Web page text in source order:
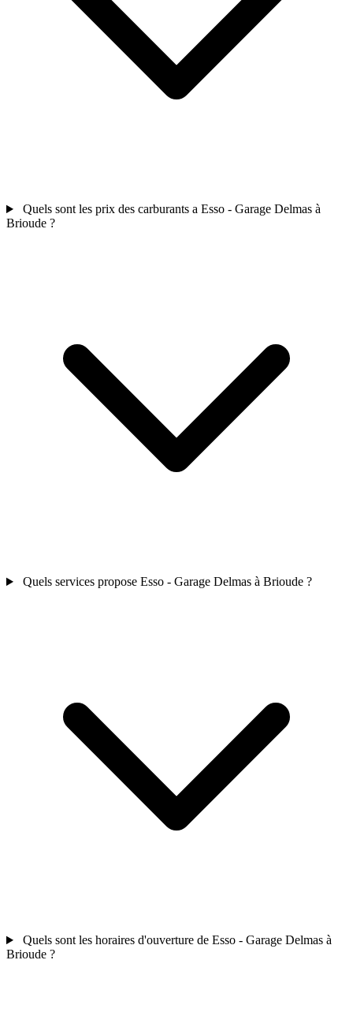
Quels sont les prix des carburants a Esso - Garage Delmas à
Brioude ?
Quels services propose Esso - Garage Delmas à Brioude ?
Quels sont les horaires d'ouverture de Esso - Garage Delmas à
Brioude ?